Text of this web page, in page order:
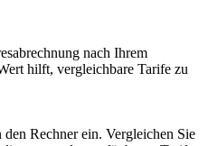
nach Ihrem
hilft, vergleichbare Tarife zu
Rechner ein. Vergleichen Sie